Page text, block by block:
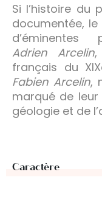
Si l’histoire du
documentée,
d’éminentes
Adrien Arcelin,
français du
Fabien Arcelin,
marqué de
géologie et de
Caractère